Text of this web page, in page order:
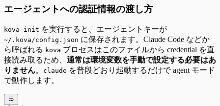
エージェントへの認証情報の渡し方
kova init を実行すると、エージェントキーが
~/.kova/config.json に保存されます。Claude Code などか
ら呼ばれる kova プロセスはこのファイルから credential を直
接読み取るため、 通常は環境変数を手動で設定する必要はあ
りません。 claude を普段どおり起動するだけで agent モード
で動作します。